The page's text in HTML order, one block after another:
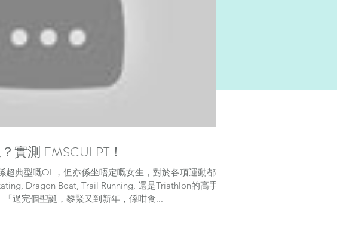
實測 EMSCULPT！
典型嘅OL，但亦係坐唔定嘅女生，對於各項運動都瞭
Dragon Boat, Trail Running, 還是Triathlon的高手，
過完個聖誕，黎緊又到新年，係咁食...